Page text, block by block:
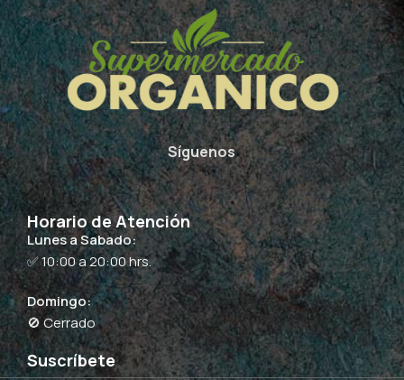
Síguenos
Horario de Atención
Lunes a Sabado:
✅ 10:00 a 20:00 hrs.
Domingo:
🚫 Cerrado
Suscríbete